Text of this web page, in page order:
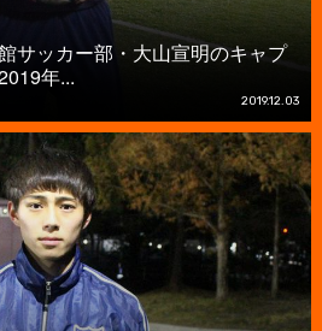
サッカー部・大山宣明のキャプ
年...
2019.12.03